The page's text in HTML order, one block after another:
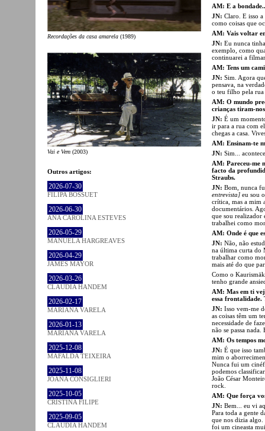
Recordações da casa amarela (1989)
Vai e Vem (2003)
Outros artigos:
2026-07-30
FILIPA BOSSUET
2026-06-30
ANA CAROLINA ESTEVES
2026-05-29
MANUELA HARGREAVES
2026-04-29
JAMES MAYOR
2026-03-26
CLÁUDIA HANDEM
2026-02-17
MARIANA VARELA
2026-01-13
MARIANA VARELA
2025-12-08
MAFALDA TEIXEIRA
2025-11-08
JOANA CONSIGLIERI
2025-10-05
CRISTINA FILIPE
2025-09-05
CLÁUDIA HANDEM
AM: E a
JN: Claro. E isso
como coisas que
AM: Vais voltar
JN: Eu nunca
exemplo, como
continuarei a
AM: Tens um
JN: Sim. Agora
pensava, na
o teu filho pela
AM: O mundo
crianças tiram-nos
JN: É um
ir para a rua com
chegas a casa.
AM: Ensinam-te
JN: Sim...
AM: Pareceu-me
facto da
Straubs.
JN: Bom, nunca
entrevista] eu sou
crítica, mas a mim
documentários.
que sou realizador
trabalhei como
AM: Onde é que
JN: Não, não
na última curta do
trabalhar como
mais até do que
Como o
tenho grande
AM: Mas em ti
essa frontalidade.
JN: Isso vem-me
as coisas têm um
necessidade de
não se passa
AM: Os tempos
JN: É que isso
mim o
Nunca fui um
podemos
João César
rock.
AM: Que força
JN: Bem... eu vi
Para toda a gente
que nos dizia
foi um cineasta